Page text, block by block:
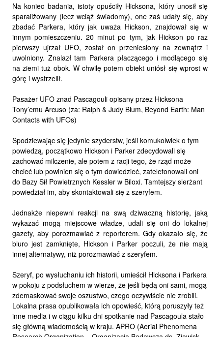
Na koniec badania, istoty opuściły Hicksona, który unosił się
sparaliżowany (lecz wciąż świadomy), one zaś udały się, aby
zbadać Parkera, który jak uważa Hickson, znajdował się w
innym pomieszczeniu. 20 minut po tym, jak Hickson po raz
pierwszy ujrzał UFO, został on przeniesiony na zewnątrz i
uwolniony. Znalazł tam Parkera płaczącego i modlącego się
na ziemi tuż obok. W chwilę potem obiekt uniósł się wprost w
górę i wystrzelił.
Pasażer UFO znad Pascagouli opisany przez Hicksona
Tony’emu Arcuso (za: Ralph & Judy Blum, Beyond Earth: Man
Contacts with UFOs)
Spodziewając się jedynie szyderstw, jeśli komukolwiek o tym
powiedzą, początkowo Hickson i Parker zdecydowali się
zachować milczenie, ale potem z racji tego, że rząd może
chcieć lub powinien się o tym dowiedzieć, zatelefonowali oni
do Bazy Sił Powietrznych Kessler w Biloxi. Tamtejszy sierżant
powiedział im, aby skontaktowali się z szeryfem.
Jednakże niepewni reakcji na swą dziwaczną historię, jaką
wykazać mogą miejscowe władze, udali się oni do lokalnej
gazety, aby porozmawiać z reporterem. Gdy okazało się, że
biuro jest zamknięte, Hickson i Parker poczuli, że nie mają
innej alternatywy, niż porozmawiać z szeryfem.
Szeryf, po wysłuchaniu ich historii, umieścił Hicksona i Parkera
w pokoju z podsłuchem w wierze, że jeśli będą oni sami, mogą
zdemaskować swoje oszustwo, czego oczywiście nie zrobili.
Lokalna prasa opublikowała ich opowieść, którą poruszyły też
inne media i w ciągu kilku dni spotkanie nad Pascagoula stało
się główną wiadomością w kraju. APRO (Aerial Phenomena